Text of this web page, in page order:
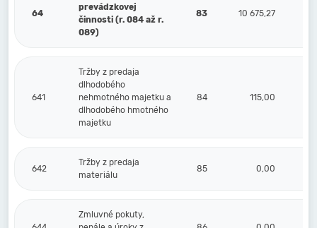
64
prevádzkovej
činnosti (r. 084 až r.
089)
83 10 675,27
641
Tržby z predaja
dlhodobého
nehmotného majetku a
dlhodobého hmotného
majetku
84 115,00
642
Tržby z predaja
materiálu
85 0,00
Zmluvné pokuty,